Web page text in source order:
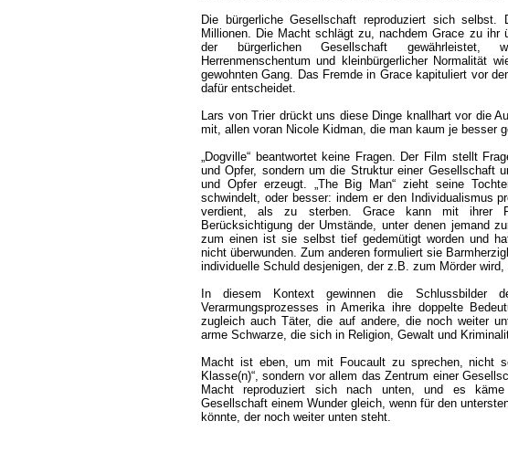
Die bürgerliche Gesellschaft reproduziert sich
Millionen. Die Macht schlägt zu, nachdem Grace zu ihr
der bürgerlichen Gesellschaft gewährleistet,
Herrenmenschentum und kleinbürgerlicher Normalität
gewohnten Gang. Das Fremde in Grace kapituliert vor
dafür entscheidet.
Lars von Trier drückt uns diese Dinge knallhart vor die
mit, allen voran Nicole Kidman, die man kaum je besser
„Dogville“ beantwortet keine Fragen. Der Film stellt
und Opfer, sondern um die Struktur einer Gesellschaft
und Opfer erzeugt. „The Big Man“ zieht seine
schwindelt, oder besser: indem er den Individualismus
verdient, als zu sterben. Grace kann mit ihrer
Berücksichtigung der Umstände, unter denen jemand
zum einen ist sie selbst tief gedemütigt worden und
nicht überwunden. Zum anderen formuliert sie
individuelle Schuld desjenigen, der z.B. zum Mörder wird,
In diesem Kontext gewinnen die Schlussbilder
Verarmungsprozesses in Amerika ihre doppelte
zugleich auch Täter, die auf andere, die noch weiter
arme Schwarze, die sich in Religion, Gewalt und
Macht ist eben, um mit Foucault zu sprechen, nicht
Klasse(n)“, sondern vor allem das Zentrum einer
Macht reproduziert sich nach unten, und es
Gesellschaft einem Wunder gleich, wenn für den
könnte, der noch weiter unten steht.